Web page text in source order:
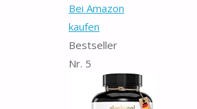
Bei Amazon
kaufen
Bestseller
Nr. 5